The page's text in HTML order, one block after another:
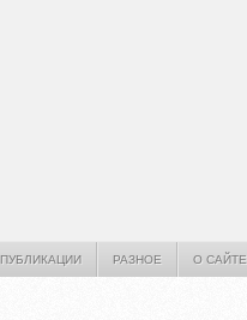
ПУБЛИКАЦИИ РАЗНОЕ О САЙТЕ